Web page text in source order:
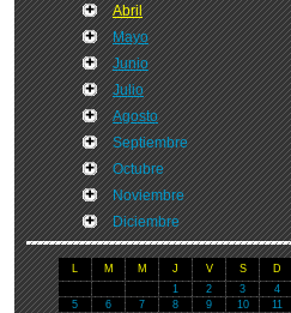
Abril
Mayo
Junio
Julio
Agosto
Septiembre
Octubre
Noviembre
Diciembre
L M M J V S
D
1
2 3
4
5
6 7 8 9 10
11